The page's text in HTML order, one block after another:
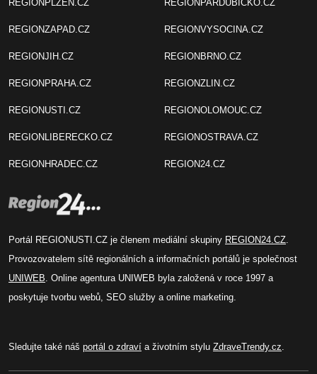
REGIONPLZEN.CZ
REGIONZAPAD.CZ
REGIONJIH.CZ
REGIONPRAHA.CZ
REGIONUSTI.CZ
REGIONLIBERECKO.CZ
REGIONHRADEC.CZ
REGIONPARDUBICKO.CZ
REGIONVYSOCINA.CZ
REGIONBRNO.CZ
REGIONZLIN.CZ
REGIONOLOMOUC.CZ
REGIONOSTRAVA.CZ
REGION24.CZ
Portál REGIONUSTI.CZ je členem mediální skupiny REGION24.CZ.
Provozovatelem sítě regionálních a informačních portálů je společnost
UNIWEB. Online agentura UNIWEB byla založená v roce 1997 a
poskytuje tvorbu webů, SEO služby a online marketing.
Sledujte také náš portál o zdraví a životním stylu ZdraveTrendy.cz.